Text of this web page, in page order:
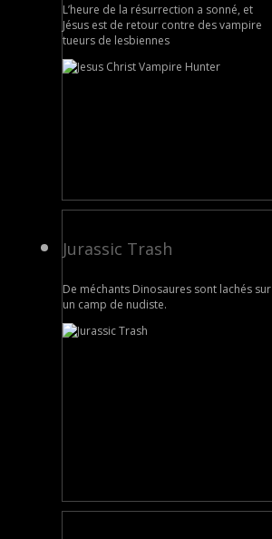
L’heure de la résurrection a sonné, et
Jésus est de retour contre des vampire
tueurs de lesbiennes
Jurassic Trash
De méchants Dinosaures sont lachés sur
un camp de nudiste.